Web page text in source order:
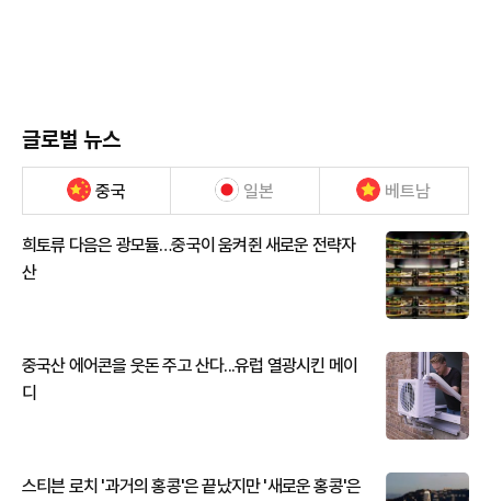
글로벌 뉴스
중국 일본 베트남
희토류 다음은 광모듈…중국이 움켜쥔 새로운 전략자
산
중국산 에어콘을 웃돈 주고 산다...유럽 열광시킨 메이
디
스티븐 로치 '과거의 홍콩'은 끝났지만 '새로운 홍콩'은